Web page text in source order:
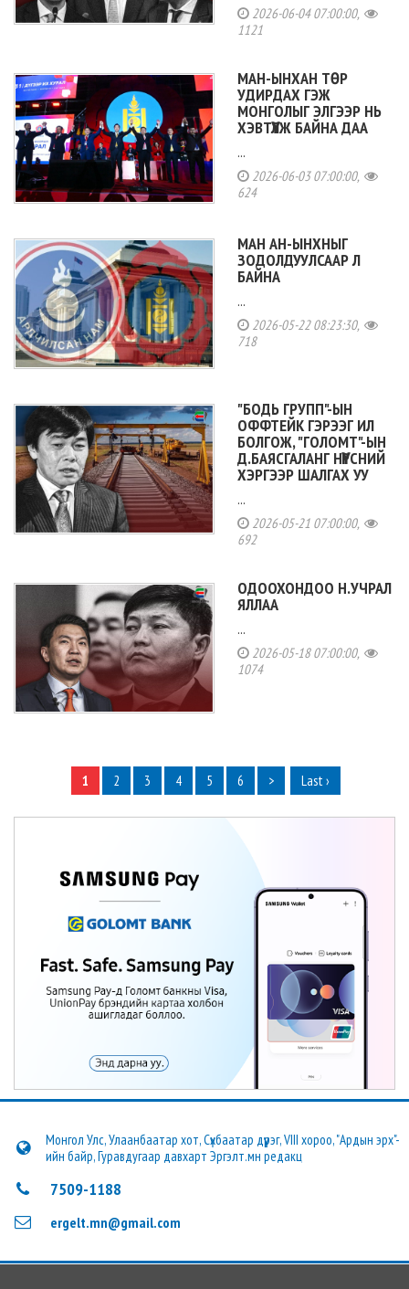
2026-06-04 07:00:00,
1121
МАН-ЫНХАН ТӨР
УДИРДАХ ГЭЖ
МОНГОЛЫГ ЭЛГЭЭР НЬ
ХЭВТҮҮЛЖ БАЙНА ДАА
...
2026-06-03 07:00:00,
624
МАН АН-ЫНХНЫГ
ЗОДОЛДУУЛСААР Л
БАЙНА
...
2026-05-22 08:23:30,
718
"БОДЬ ГРУПП"-ЫН
ОФФТЕЙК ГЭРЭЭГ ИЛ
БОЛГОЖ, "ГОЛОМТ"-ЫН
Д.БАЯСГАЛАНГ НҮҮРСНИЙ
ХЭРГЭЭР ШАЛГАХ УУ
...
2026-05-21 07:00:00,
692
ОДООХОНДОО Н.УЧРАЛ
ЯЛЛАА
...
2026-05-18 07:00:00,
1074
1 2 3 4 5 6 > Last ›
Монгол Улс, Улаанбаатар хот, Сүхбаатар дүүрэг, VIII хороо, "Ардын эрх"-
ийн байр, Гуравдугаар давхарт Эргэлт.мн редакц
7509-1188
ergelt.mn@gmail.com